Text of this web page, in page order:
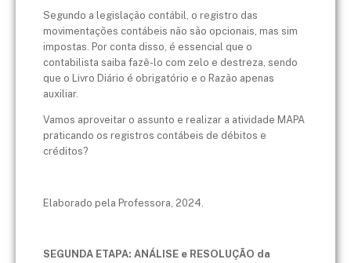
Segundo a legislação contábil, o registro das
movimentações contábeis não são opcionais, mas sim
impostas. Por conta disso, é essencial que o
contabilista saiba fazê-lo com zelo e destreza, sendo
que o Livro Diário é obrigatório e o Razão apenas
auxiliar.
Vamos aproveitar o assunto e realizar a atividade MAPA
praticando os registros contábeis de débitos e
créditos?
Elaborado pela Professora, 2024.
SEGUNDA ETAPA: ANÁLISE e RESOLUÇÃO da